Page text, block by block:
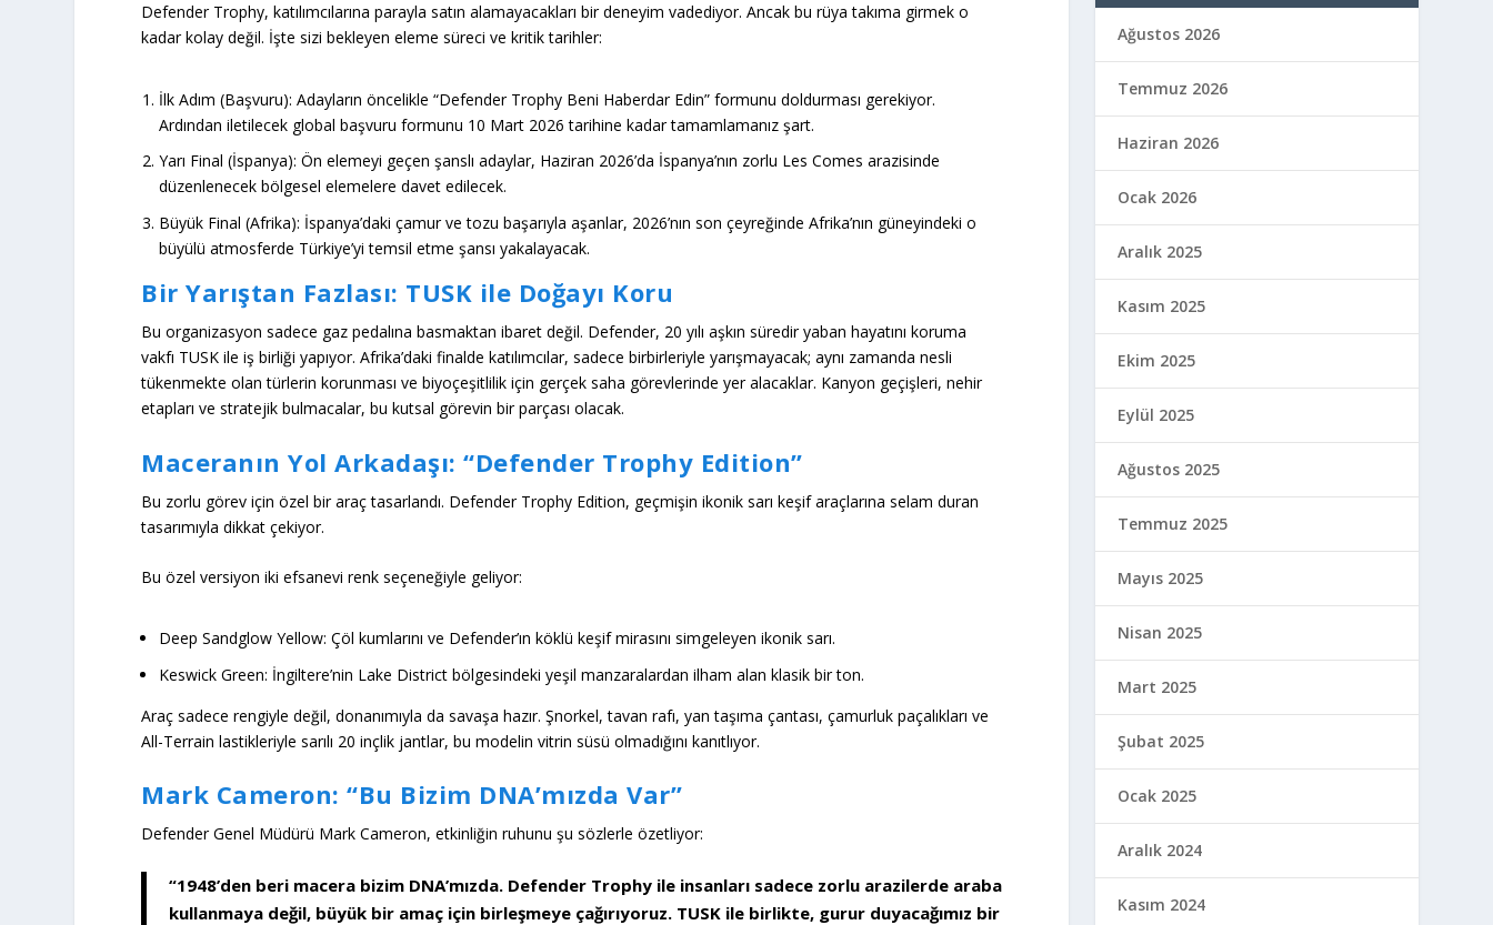
Defender Trophy, katılımcılarına parayla satın alamayacakları bir deneyim vadediyor. Ancak bu rüya takıma girmek o
kadar kolay değil. İşte sizi bekleyen eleme süreci ve kritik tarihler:
İlk Adım (Başvuru): Adayların öncelikle“Defender Trophy Beni Haberdar Edin” formunu doldurması gerekiyor.
Ardından iletilecek global başvuru formunu 10 Mart 2026 tarihine kadar tamamlamanız şart.
Yarı Final (İspanya): Ön elemeyi geçen şanslı adaylar, Haziran 2026’da İspanya’nın zorlu Les Comes arazisinde
düzenlenecek bölgesel elemelere davet edilecek.
Büyük Final (Afrika): İspanya’daki çamur ve tozu başarıyla aşanlar, 2026’nın son çeyreğinde Afrika’nın güneyindeki o
büyülü atmosferde Türkiye’yi temsil etme şansı yakalayacak.
Bir Yarıştan Fazlası: TUSK ile Doğayı Koru
Bu organizasyon sadece gaz pedalına basmaktan ibaret değil. Defender, 20 yılı aşkın süredir yaban hayatını koruma
vakfı TUSK ile iş birliği yapıyor. Afrika’daki finalde katılımcılar, sadece birbirleriyle yarışmayacak; aynı zamanda nesli
tükenmekte olan türlerin korunması ve biyoçeşitlilik için gerçek saha görevlerinde yer alacaklar. Kanyon geçişleri, nehir
etapları ve stratejik bulmacalar, bu kutsal görevin bir parçası olacak.
Maceranın Yol Arkadaşı: “Defender Trophy Edition”
Bu zorlu görev için özel bir araç tasarlandı. Defender Trophy Edition, geçmişin ikonik sarı keşif araçlarına selam duran
tasarımıyla dikkat çekiyor.
Bu özel versiyon iki efsanevi renk seçeneğiyle geliyor:
Deep Sandglow Yellow: Çöl kumlarını ve Defender’ın köklü keşif mirasını simgeleyen ikonik sarı.
Keswick Green: İngiltere’nin Lake District bölgesindeki yeşil manzaralardan ilham alan klasik bir ton.
Araç sadece rengiyle değil, donanımıyla da savaşa hazır.Şnorkel, tavan rafı, yan taşıma çantası, çamurluk paçalıkları ve
All-Terrain lastikleriyle sarılı 20 inçlik jantlar, bu modelin vitrin süsü olmadığını kanıtlıyor.
Mark Cameron: “Bu Bizim DNA’mızda Var”
Defender Genel Müdürü Mark Cameron, etkinliğin ruhunu şu sözlerle özetliyor:
“1948’den beri macera bizim DNA’mızda. Defender Trophy ile insanları sadece zorlu arazilerde araba
kullanmaya değil, büyük bir amaç için birleşmeye çağırıyoruz. TUSK ile birlikte, gurur duyacağımız bir
Ağustos 2026
Temmuz 2026
Haziran 2026
Ocak 2026
Aralık 2025
Kasım 2025
Ekim 2025
Eylül 2025
Ağustos 2025
Temmuz 2025
Mayıs 2025
Nisan 2025
Mart 2025
Şubat 2025
Ocak 2025
Aralık 2024
Kasım 2024